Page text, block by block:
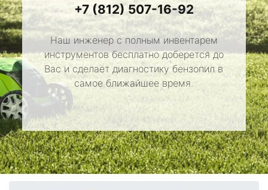
+7 (812) 507-16-92
Наш инженер с полным инвентарем
инструментов бесплатно доберется до
Вас и сделает диагностику бензопил в
самое ближайшее время.